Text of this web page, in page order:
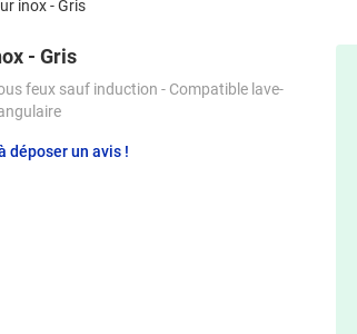
inox - Gris
- Gris
feux sauf induction - Compatible lave-
déposer un avis !